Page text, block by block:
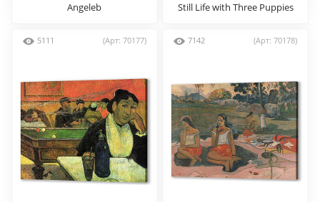
Angeleb Still Life with Three Puppies
5111 (Арт: 70177) 7142 (Арт: 70178)